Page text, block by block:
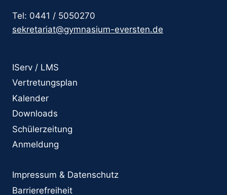
Tel: 0441 / 5050270
sekretariat@gymnasium-eversten.de
IServ / LMS
Vertretungsplan
Kalender
Downloads
Schülerzeitung
Anmeldung
Impressum & Datenschutz
Barrierefreiheit